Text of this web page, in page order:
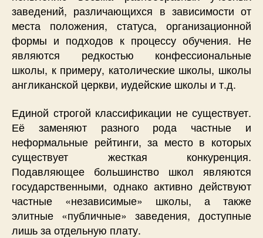
заведений, различающихся в зависимости от
места положения, статуса, организационной
формы и подходов к процессу обучения. Не
являются редкостью конфессиональные
школы, к примеру, католические школы, школы
англиканской церкви, иудейские школы и т.д.
Единой строгой классификации не существует.
Её заменяют разного рода частные и
неформальные рейтинги, за место в которых
существует жесткая конкуренция.
Подавляющее большинство школ являются
государственными, однако активно действуют
частные «независимые» школы, а также
элитные «публичные» заведения, доступные
лишь за отдельную плату.